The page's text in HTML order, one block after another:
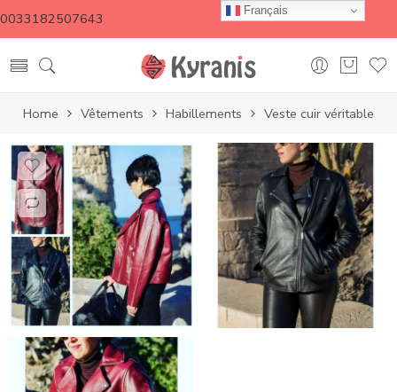
0033182507643
Home Vêtements Habillements Veste cuir véritable
Français